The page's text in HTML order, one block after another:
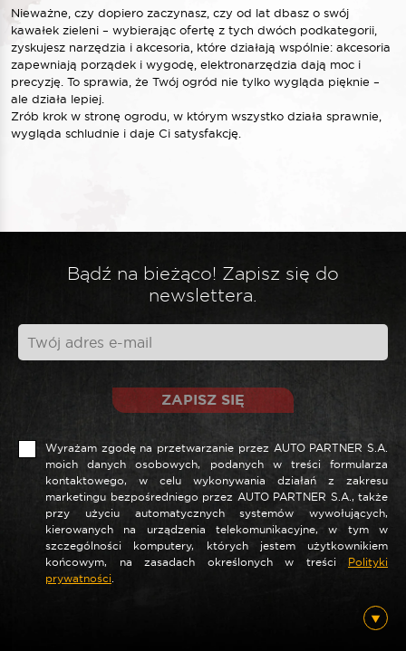
Nieważne, czy dopiero zaczynasz, czy od lat dbasz o swój
kawałek zieleni – wybierając ofertę z tych dwóch podkategorii,
zyskujesz narzędzia i akcesoria, które działają wspólnie: akcesoria
zapewniają porządek i wygodę, elektronarzędzia dają moc i
precyzję. To sprawia, że Twój ogród nie tylko wygląda pięknie –
ale działa lepiej.
Zrób krok w stronę ogrodu, w którym wszystko działa sprawnie,
wygląda schludnie i daje Ci satysfakcję.
Bądź na bieżąco! Zapisz się do
newslettera.
ZAPISZ SIĘ
Wyrażam zgodę na przetwarzanie przez AUTO PARTNER S.A.
moich danych osobowych, podanych w treści formularza
kontaktowego, w celu wykonywania działań z zakresu
marketingu bezpośredniego przez AUTO PARTNER S.A., także
przy użyciu automatycznych systemów wywołujących,
kierowanych na urządzenia telekomunikacyjne, w tym w
szczególności komputery, których jestem użytkownikiem
końcowym, na zasadach określonych w treści Polityki
prywatności